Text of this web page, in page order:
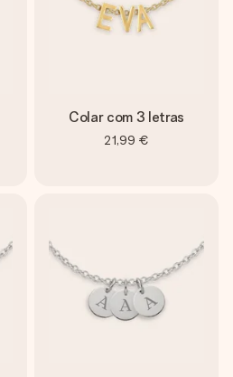
Colar com 3 letras
21,99 €